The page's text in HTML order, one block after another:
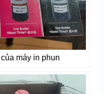
máy in phun